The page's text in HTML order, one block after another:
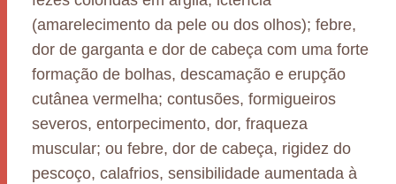
(amarelecimento da pele ou dos olhos); febre,
dor de garganta e dor de cabeça com uma forte
formação de bolhas, descamação e erupção
cutânea vermelha; contusões, formigueiros
severos, entorpecimento, dor, fraqueza
muscular; ou febre, dor de cabeça, rigidez do
pescoço, calafrios, sensibilidade aumentada à